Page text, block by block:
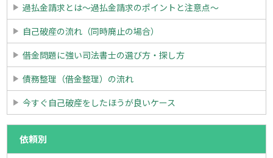
過払金請求とは～過払金請求のポイントと注意点～
自己破産の流れ（同時廃止の場合）
借金問題に強い司法書士の選び方・探し方
債務整理（借金整理）の流れ
今すぐ自己破産をしたほうが良いケース
依頼別